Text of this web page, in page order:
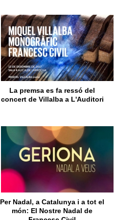
La premsa es fa ressó del
concert de Villalba a L'Auditori
Per Nadal, a Catalunya i a tot el
món: El Nostre Nadal de